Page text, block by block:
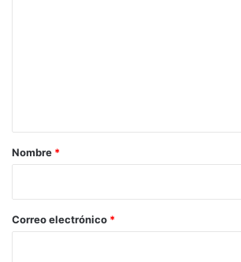
r
*
Nombre *
Correo electrónico *